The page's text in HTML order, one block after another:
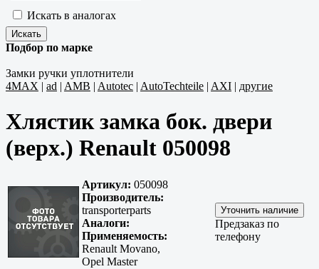
Искать в аналогах
Подбор по марке
Замки ручки уплотнители
4MAX | ad | AMB | Autotec | AutoTechteile | AXI | другие
Хлястик замка бок. двери
(верх.) Renault 050098
Артикул: 050098
Производитель:
transporterparts
Аналоги:
Применяемость:
Renault Movano,
Opel Master
Предзаказ по
телефону